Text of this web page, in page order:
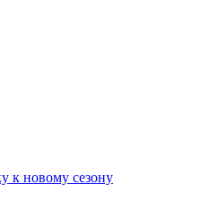
к новому сезону